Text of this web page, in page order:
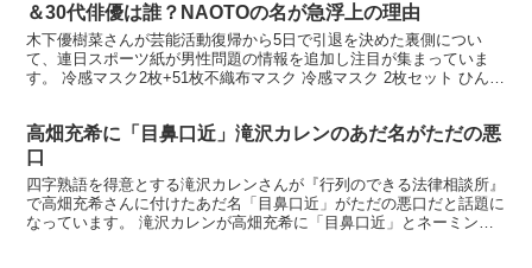
＆30代俳優は誰？NAOTOの名が急浮上の理由
木下優樹菜さんが芸能活動復帰から5日で引退を決めた裏側につい
て、連日スポーツ紙が男性問題の情報を追加し注目が集まっていま
す。 冷感マスク2枚+51枚不織布マスク 冷感マスク 2枚セット ひんや
高畑充希に「目鼻口近」滝沢カレンのあだ名がただの悪
口
四字熟語を得意とする滝沢カレンさんが『行列のできる法律相談所』
で高畑充希さんに付けたあだ名「目鼻口近」がただの悪口だと話題に
なっています。 滝沢カレンが高畑充希に「目鼻口近」とネーミング